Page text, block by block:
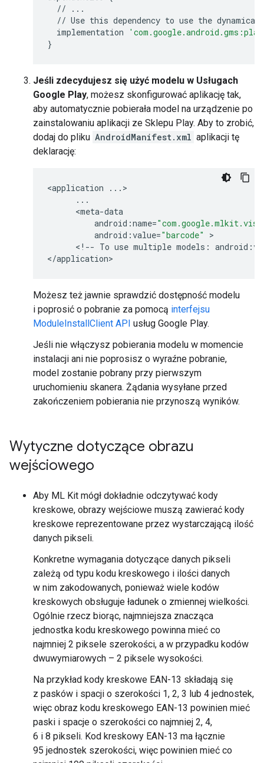
//
...
// Use this dependency to use the
implementation
}
Jeśli zdecydujesz się użyć modelu w Usługach
Google Play, możesz skonfigurować aplikację tak,
aby automatycznie pobierała model na urządzenie po
zainstalowaniu aplikacji ze Sklepu Play. Aby to zrobić,
dodaj do pliku AndroidManifest.xml aplikacji tę
deklarację:
<application ... >
...
      <
meta-data
android :name=
android :value="barcode"
>
      <
! -- To use multiple models : android :
</application
Możesz też jawnie sprawdzić dostępność modelu
i poprosić o pobranie za pomocą interfejsu
ModuleInstallClient API usług Google Play.
Jeśli nie włączysz pobierania modelu w momencie
instalacji ani nie poprosisz o wyraźne pobranie,
model zostanie pobrany przy pierwszym
uruchomieniu skanera. Żądania wysyłane przed
zakończeniem pobierania nie przynoszą wyników.
Wytyczne dotyczące obrazu
wejściowego
Aby ML Kit mógł dokładnie odczytywać kody
kreskowe, obrazy wejściowe muszą zawierać kody
kreskowe reprezentowane przez wystarczającą ilość
danych pikseli.
Konkretne wymagania dotyczące danych pikseli
zależą od typu kodu kreskowego i ilości danych
w nim zakodowanych, ponieważ wiele kodów
kreskowych obsługuje ładunek o zmiennej wielkości.
Ogólnie rzecz biorąc, najmniejsza znacząca
jednostka kodu kreskowego powinna mieć co
najmniej 2 piksele szerokości, a w przypadku kodów
dwuwymiarowych – 2 piksele wysokości.
Na przykład kody kreskowe EAN-13 składają się
z pasków i spacji o szerokości 1, 2, 3 lub 4 jednostek,
więc obraz kodu kreskowego EAN-13 powinien mieć
paski i spacje o szerokości co najmniej 2, 4,
6 i 8 pikseli. Kod kreskowy EAN-13 ma łącznie
95 jednostek szerokości, więc powinien mieć co